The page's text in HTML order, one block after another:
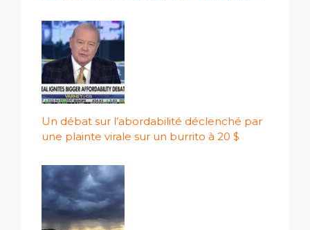
Un débat sur l’abordabilité déclenché par
une plainte virale sur un burrito à 20 $